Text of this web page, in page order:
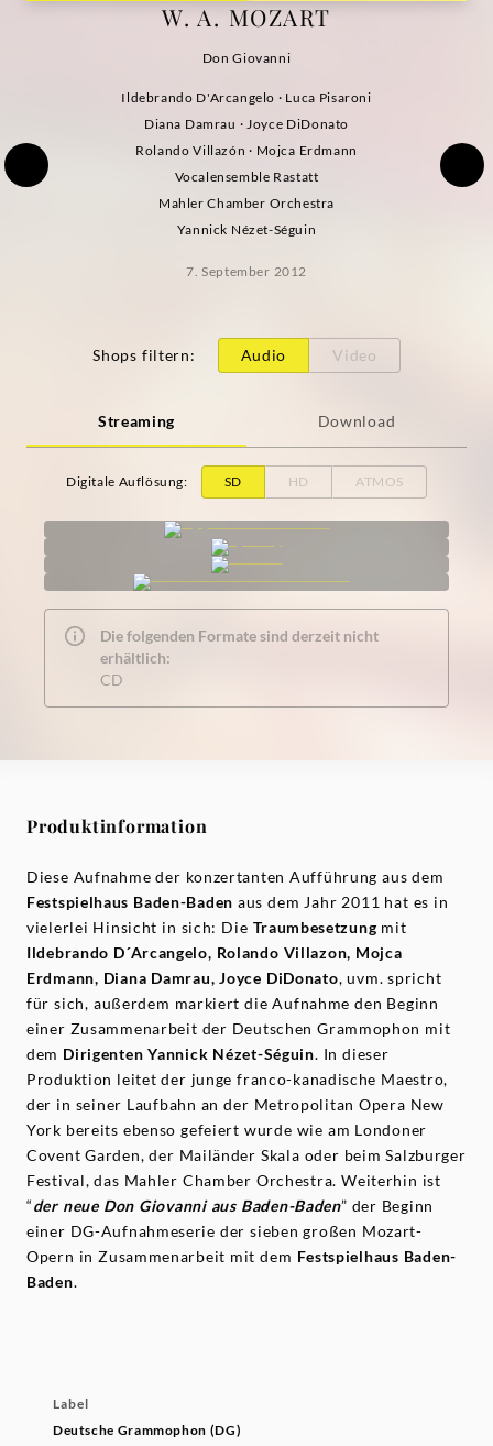
W. A. MOZART
Don Giovanni
Ildebrando D'Arcangelo · Luca Pisaroni
Diana Damrau · Joyce DiDonato
Rolando Villazón · Mojca Erdmann
Vocalensemble Rastatt
Mahler Chamber Orchestra
Yannick Nézet-Séguin
7. September 2012
Shops filtern: Audio Video
Streaming Download
Digitale Auflösung: SD HD ATMOS
Die folgenden Formate sind derzeit nicht
erhältlich:
CD
Produktinformation
Diese Aufnahme der konzertanten Aufführung aus dem
Festspielhaus Baden-Baden aus dem Jahr 2011 hat es in
vielerlei Hinsicht in sich: Die Traumbesetzung mit
Ildebrando D´Arcangelo, Rolando Villazon, Mojca
Erdmann, Diana Damrau, Joyce DiDonato, uvm. spricht
für sich, außerdem markiert die Aufnahme den Beginn
einer Zusammenarbeit der Deutschen Grammophon mit
dem Dirigenten Yannick Nézet-Séguin. In dieser
Produktion leitet der junge franco-kanadische Maestro,
der in seiner Laufbahn an der Metropolitan Opera New
York bereits ebenso gefeiert wurde wie am Londoner
Covent Garden, der Mailänder Skala oder beim Salzburger
Festival, das Mahler Chamber Orchestra. Weiterhin ist
“der neue Don Giovanni aus Baden-Baden” der Beginn
einer DG-Aufnahmeserie der sieben großen Mozart-
Opern in Zusammenarbeit mit dem Festspielhaus Baden-
Baden.
Label
Deutsche Grammophon (DG)